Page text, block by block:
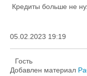
Кредиты больше не
05.02.2023 19:19
Гость
Добавлен материал